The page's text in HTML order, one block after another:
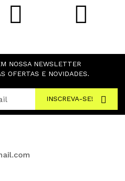
NOSSA NEWSLETTER
OFERTAS E NOVIDADES.
INSCREVA-SE!